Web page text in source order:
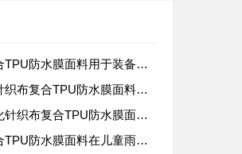
防水膜面料用于装备的环境适应性
TPU防水膜面料在极地探险装备中的应用开发
合TPU防水膜面料在应急救援服中的集成设计
膜面料在儿童雨具中的安全环保性能优化